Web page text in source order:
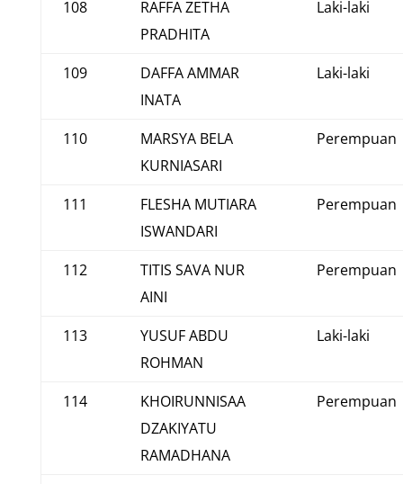
108
RAFFA ZETHA
PRADHITA
Laki-laki
109
DAFFA AMMAR
INATA
Laki-laki
110
MARSYA BELA
KURNIASARI
Perempuan
111
FLESHA MUTIARA
ISWANDARI
Perempuan
112
TITIS SAVA NUR
AINI
Perempuan
113
YUSUF ABDU
ROHMAN
Laki-laki
114
KHOIRUNNISAA
DZAKIYATU
RAMADHANA
Perempuan